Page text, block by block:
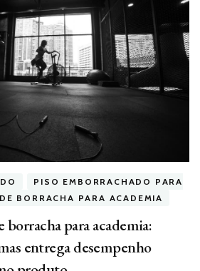
PISO EMBORRACHADO PARA
BORRACHA PARA ACADEMIA
borracha para academia:
entrega desempenho